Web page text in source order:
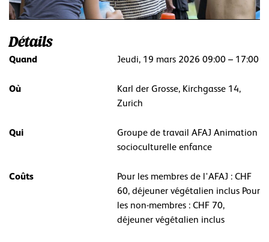
Détails
Quand Jeudi, 19 mars 2026 09:00 – 17:00
Où
Karl der Grosse, Kirchgasse 14,
Zurich
Qui
Groupe de travail AFAJ Animation
socioculturelle enfance
Coûts
Pour les membres de l'AFAJ : CHF
60, déjeuner végétalien inclus Pour
les non-membres : CHF 70,
déjeuner végétalien inclus